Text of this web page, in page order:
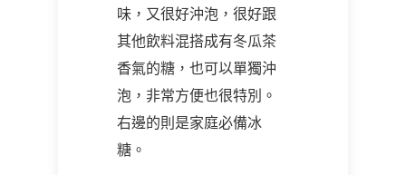
味，又很好沖泡，很好跟
其他飲料混搭成有冬瓜茶
香氣的糖，也可以單獨沖
泡，非常方便也很特別。
右邊的則是家庭必備冰
糖。